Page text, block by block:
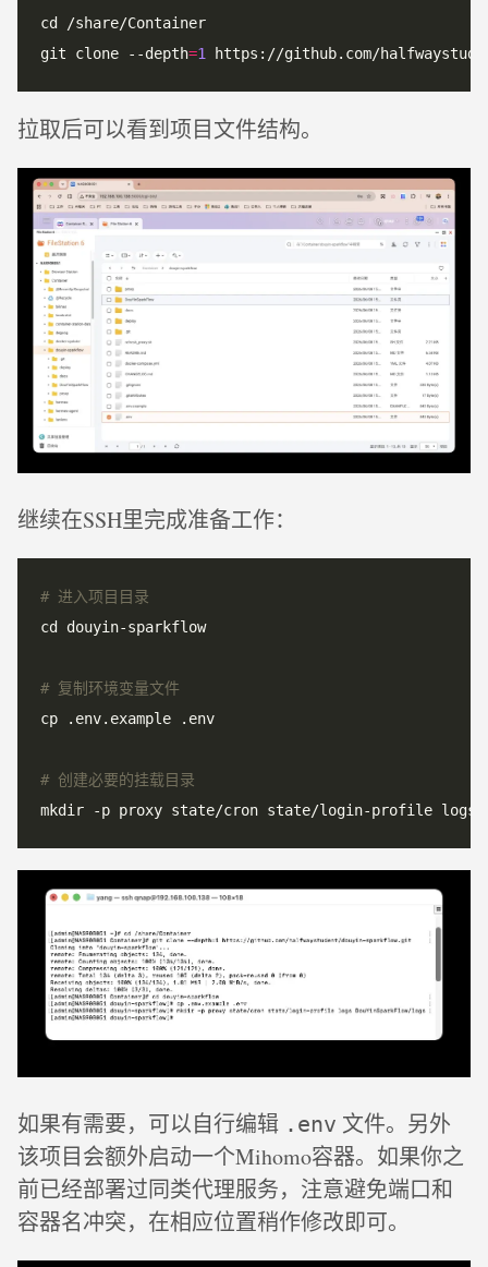
git clone --depth=1
拉取后可以看到项目文件结构。
继续在SSH里完成准备工作：
# 进入项目目录
# 复制环境变量文件
# 创建必要的挂载目录
如果有需要，可以自行编辑 .env 文件。另外
该项目会额外启动一个Mihomo容器。如果你之
前已经部署过同类代理服务，注意避免端口和
容器名冲突，在相应位置稍作修改即可。